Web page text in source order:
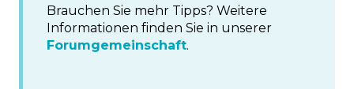
Brauchen Sie mehr Tipps? Weitere
Informationen finden Sie in unserer
Forumgemeinschaft.